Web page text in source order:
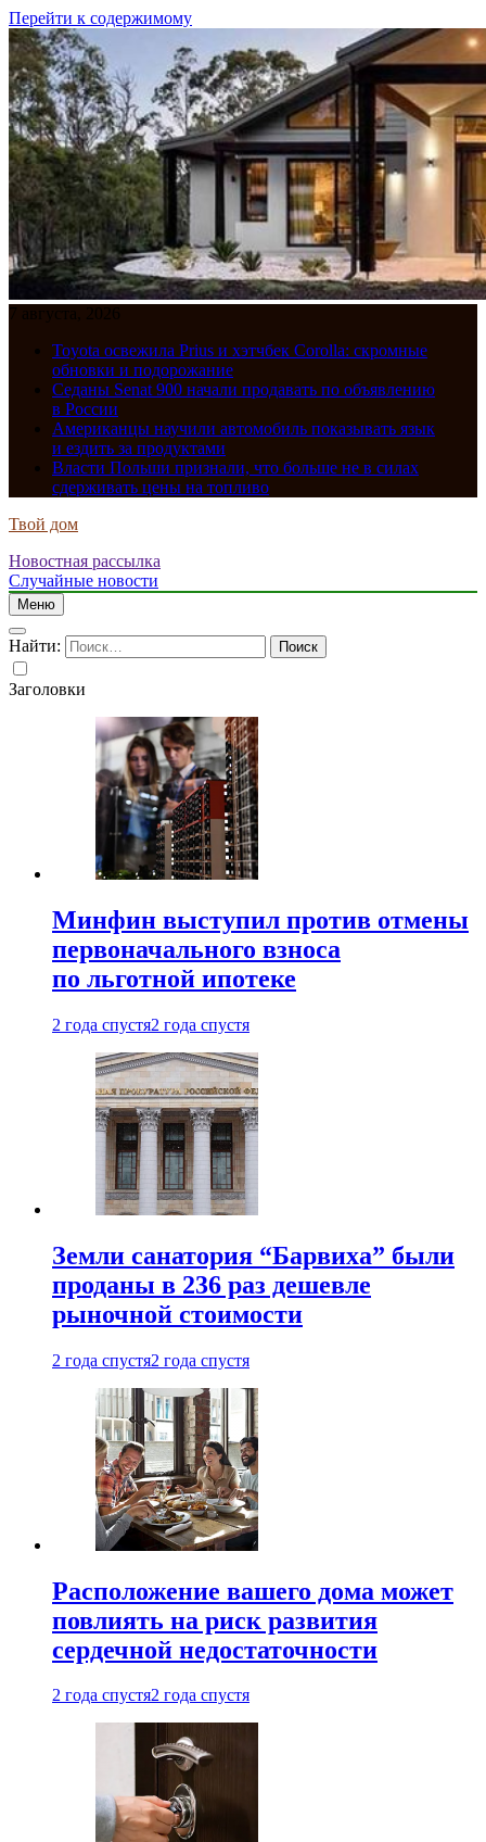
Перейти к содержимому
7 августа, 2026
Toyota освежила Prius и хэтчбек Corolla: скромные
обновки и подорожание
Седаны Senat 900 начали продавать по объявлению
в России
Американцы научили автомобиль показывать язык
и ездить за продуктами
Власти Польши признали, что больше не в силах
сдерживать цены на топливо
Твой дом
Новостная рассылка
Случайные новости
Меню
Найти:
Заголовки
Минфин выступил против отмены
первоначального взноса
по льготной ипотеке
2 года спустя2 года спустя
Земли санатория “Барвиха” были
проданы в 236 раз дешевле
рыночной стоимости
2 года спустя2 года спустя
Расположение вашего дома может
повлиять на риск развития
сердечной недостаточности
2 года спустя2 года спустя